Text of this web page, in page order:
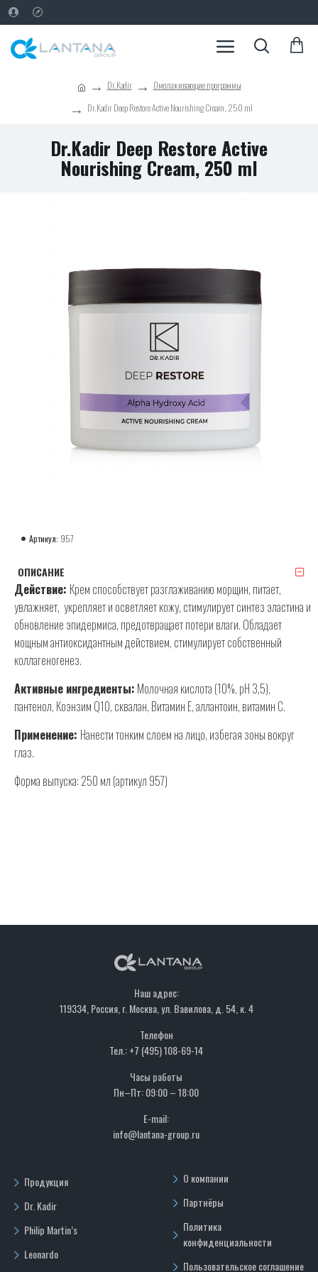
Dr.Kadir
Омолаживающие программы
Dr.Kadir Deep Restore Active Nourishing Cream, 250 ml
Dr.Kadir Deep Restore Active
Nourishing Cream, 250 ml
Артикул: 957
ОПИСАНИЕ
Действие: Крем способствует разглаживанию морщин, питает,
увлажняет, укрепляет и осветляет кожу, стимулирует синтез эластина и
обновление эпидермиса, предотвращает потери влаги. Обладает
мощным антиоксидантным действием, стимулирует собственный
коллагеногенез.
Активные ингредиенты: Молочная кислота (10%, pH 3,5),
пантенол, Коэнзим Q10, сквалан, Витамин Е, аллантоин, витамин С.
Применение: Нанести тонким слоем на лицо, избегая зоны вокруг
глаз.
Форма выпуска: 250 мл (артикул 957)
Наш адрес:
119334, Россия, г. Москва, ул. Вавилова, д. 54, к. 4
Телефон
Тел.: +7 (495) 108-69-14
Часы работы
Пн–Пт: 09:00 – 18:00
E-mail:
info@lantana-group.ru
Продукция
Dr. Kadir
Philip Martin’s
Leonardo
О компании
Партнёры
Политика
конфиденциальности
Пользовательское соглашение